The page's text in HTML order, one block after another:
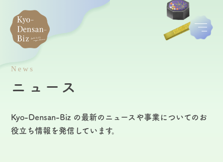
News
ニュース
Kyo-Densan-Biz の最新のニュースや事業についてのお
役立ち情報を発信しています。